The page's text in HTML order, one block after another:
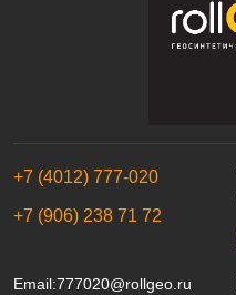
+7 (4012) 777-020
+7 (906) 238 71 72
Email:777020@rollgeo.ru